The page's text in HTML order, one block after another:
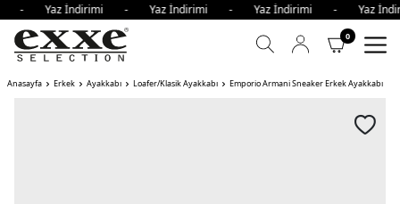
- Yaz İndirimi - Yaz İndirimi - Yaz İndirimi -
0
Anasayfa Erkek Ayakkabı Loafer/Klasik Ayakkabı Emporio Armani Sneaker Erkek Ayakkabı